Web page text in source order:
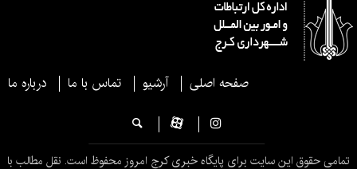
صفحه اصلی آرشیو تماس با ما درباره ما
تمامی حقوق این سایت برای پایگاه خبری کرج امروز محفوظ است. نقل مطالب با